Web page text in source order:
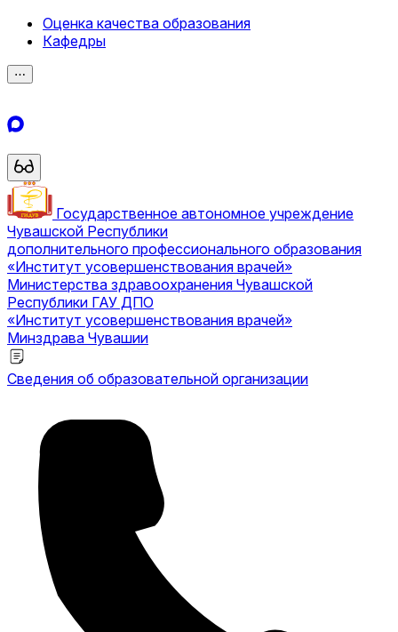
Оценка качества образования
Кафедры
⋯
Государственное автономное учреждение
Чувашской Республики
дополнительного профессионального образования
«Институт усовершенствования врачей»
Министерства здравоохранения Чувашской
Республики ГАУ ДПО
«Институт усовершенствования врачей»
Минздрава Чувашии
Сведения об образовательной организации